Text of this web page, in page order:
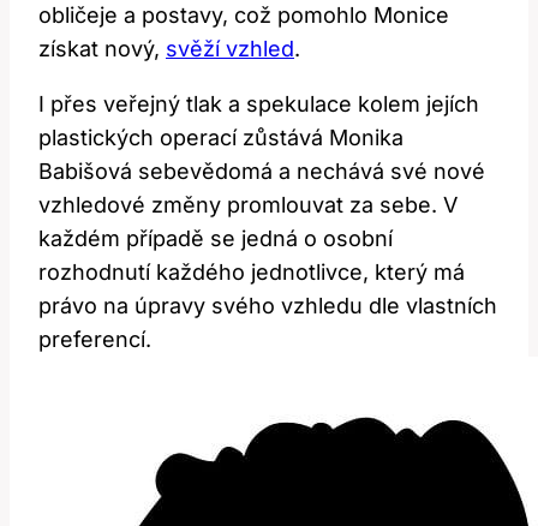
obličeje a‌ postavy, což pomohlo ‌Monice
získat nový, svěží vzhled.
I přes veřejný tlak a spekulace kolem ‌jejích
plastických ⁤operací ⁢zůstává Monika
Babišová sebevědomá a⁣ nechává své nové
⁣vzhledové změny⁢ promlouvat‍ za sebe. V
každém případě ‍se‌ jedná o osobní
rozhodnutí každého​ jednotlivce, ‍který má‌
právo ‍na ‌úpravy svého vzhledu dle vlastních
preferencí.